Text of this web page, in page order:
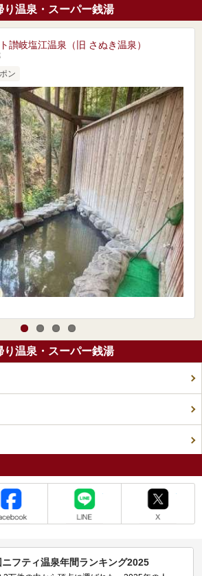
り温泉・スーパー銭湯
讃岐塩江温泉（旧 さぬき温泉）
ン
り温泉・スーパー銭湯
フティ温泉年間ランキング2025